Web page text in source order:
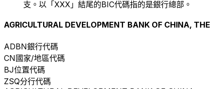
支。以「XXX」結尾的BIC代碼指的是銀行總部。
AGRICULTURAL DEVELOPMENT BANK OF CHINA, THE
ADBN銀行代碼
CN國家/地區代碼
BJ位置代碼
ZSQ分行代碼